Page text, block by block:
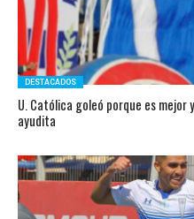
DESTACADOS
U. Católica goleó porque es mejor
ayudita